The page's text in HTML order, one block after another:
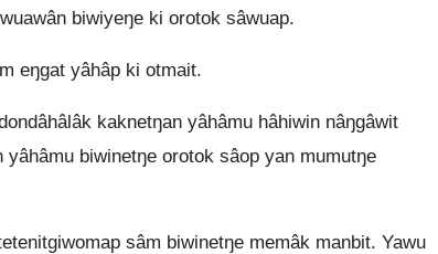
biwiyeŋe ki orotok sâwuap.
eŋgat yâhâp ki otmait.
kaknetŋan yâhâmu hâhiwin nâŋgâwit
biwinetŋe orotok sâop yan mumutŋe
sâm biwinetŋe memâk manbit. Yawu